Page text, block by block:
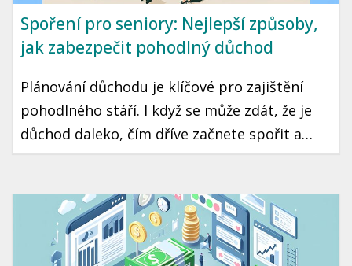
Spoření pro seniory: Nejlepší způsoby,
jak zabezpečit pohodlný důchod
Plánování důchodu je klíčové pro zajištění
pohodlného stáří. I když se může zdát, že je
důchod daleko, čím dříve začnete spořit a
plánovat, tím lépe budete připraveni. V
způsoby, jak v České republice zabezpečit
pohodlný důchod.